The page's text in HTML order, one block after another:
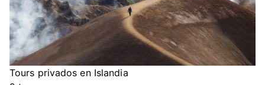
Tours privados en Islandia